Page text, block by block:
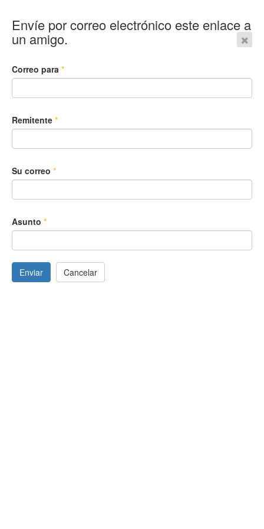
Envíe por correo electrónico este enlace a
un amigo.
Correo para *
Remitente *
Su correo *
Asunto *
Enviar Cancelar